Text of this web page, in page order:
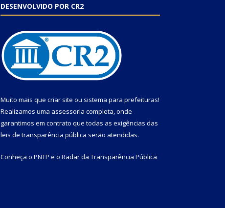
DESENVOLVIDO POR CR2
Muito mais que criar site ou sistema para prefeituras!
Realizamos uma assessoria completa, onde
garantimos em contrato que todas as exigências das
leis de transparência pública serão atendidas.
Conheça o PNTP e o Radar da Transparência Pública